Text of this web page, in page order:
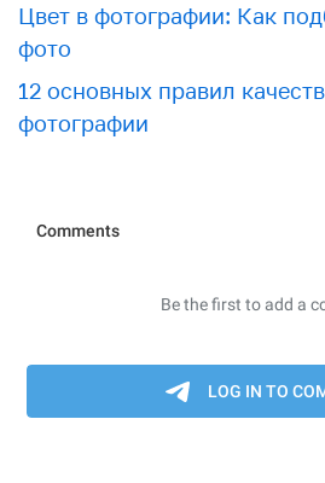
Цвет в фотографии: Как
фото
12 основных правил
фотографии